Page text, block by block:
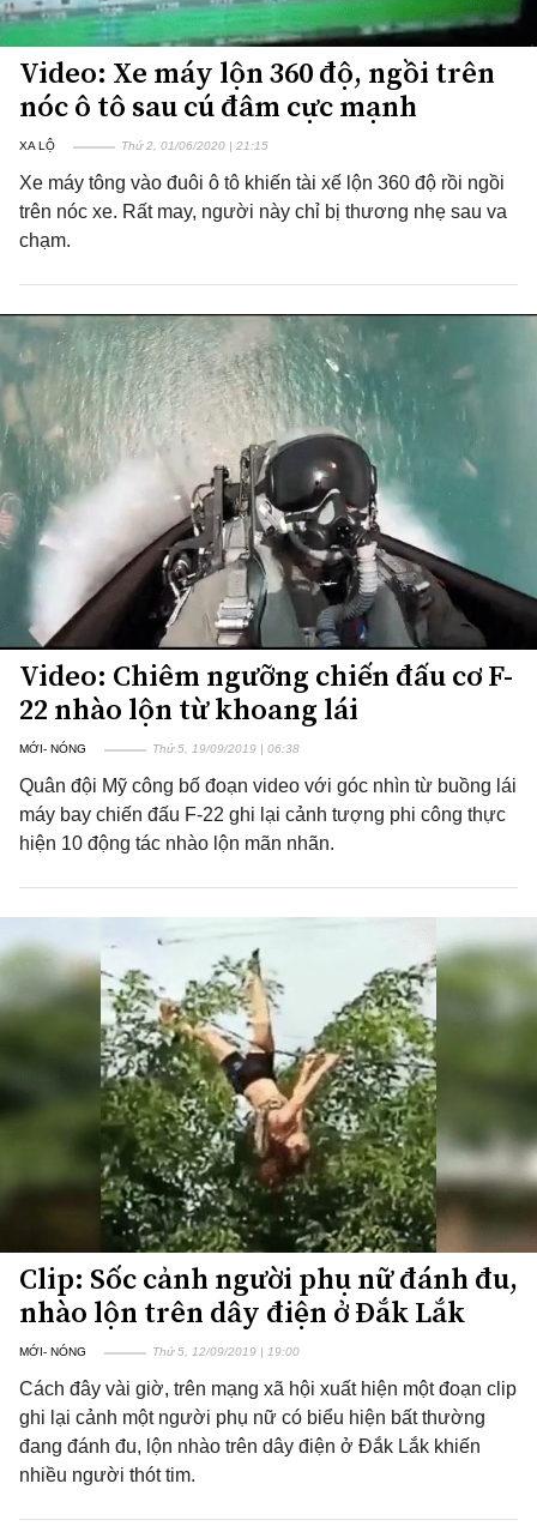
Video: Xe máy lộn 360 độ, ngồi trên
nóc ô tô sau cú đâm cực mạnh
XA LỘ Thứ 2, 01/06/2020 | 21:15
Xe máy tông vào đuôi ô tô khiến tài xế lộn 360 độ rồi ngồi
trên nóc xe. Rất may, người này chỉ bị thương nhẹ sau va
chạm.
Video: Chiêm ngưỡng chiến đấu cơ F-
22 nhào lộn từ khoang lái
MỚI- NÓNG Thứ 5, 19/09/2019 | 06:38
Quân đội Mỹ công bố đoạn video với góc nhìn từ buồng lái
máy bay chiến đấu F-22 ghi lại cảnh tượng phi công thực
hiện 10 động tác nhào lộn mãn nhãn.
Clip: Sốc cảnh người phụ nữ đánh đu,
nhào lộn trên dây điện ở Đắk Lắk
MỚI- NÓNG Thứ 5, 12/09/2019 | 19:00
Cách đây vài giờ, trên mạng xã hội xuất hiện một đoạn clip
ghi lại cảnh một người phụ nữ có biểu hiện bất thường
đang đánh đu, lộn nhào trên dây điện ở Đắk Lắk khiến
nhiều người thót tim.